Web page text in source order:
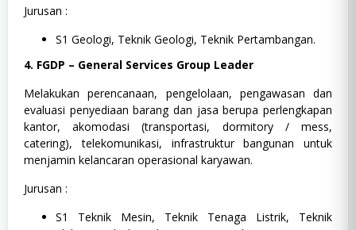
Jurusan :
S1 Geologi, Teknik Geologi, Teknik Pertambangan.
4. FGDP – General Services Group Leader
Melakukan perencanaan, pengelolaan, pengawasan dan
evaluasi penyediaan barang dan jasa berupa perlengkapan
kantor, akomodasi (transportasi, dormitory / mess,
catering), telekomunikasi, infrastruktur bangunan untuk
menjamin kelancaran operasional karyawan.
Jurusan :
S1 Teknik Mesin, Teknik Tenaga Listrik, Teknik